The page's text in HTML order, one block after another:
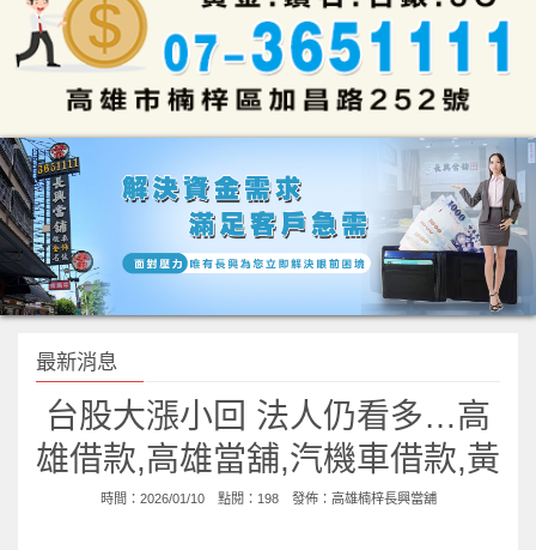
最新消息
台股大漲小回 法人仍看多…高
雄借款,高雄當舖,汽機車借款,黃
時間：2026/01/10 點閱：198 發佈： 高雄楠梓長興當舖